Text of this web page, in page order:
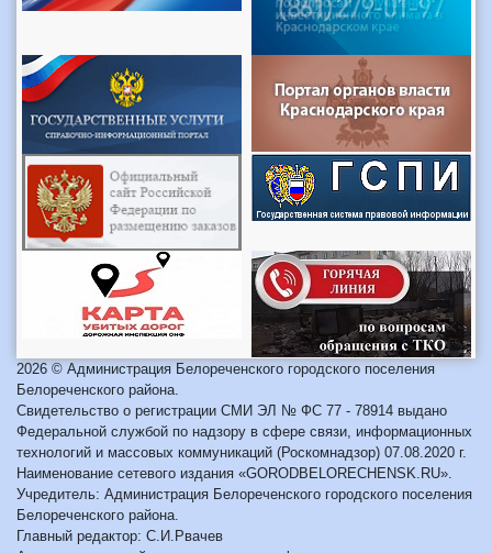
2026 © Администрация Белореченского городского поселения
Белореченского района.
Свидетельство о регистрации СМИ ЭЛ № ФС 77 - 78914 выдано
Федеральной службой по надзору в сфере связи, информационных
технологий и массовых коммуникаций (Роскомнадзор) 07.08.2020 г.
Наименование сетевого издания «GORODBELORECHENSK.RU».
Учредитель: Администрация Белореченского городского поселения
Белореченского района.
Главный редактор: С.И.Рвачев